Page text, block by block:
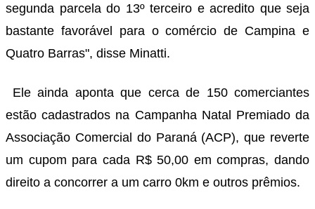
segunda parcela do 13º terceiro e acredito que seja
bastante favorável para o comércio de Campina e
Quatro Barras", disse Minatti.
Ele ainda aponta que cerca de 150 comerciantes
estão cadastrados na Campanha Natal Premiado da
Associação Comercial do Paraná (ACP), que reverte
um cupom para cada R$ 50,00 em compras, dando
direito a concorrer a um carro 0km e outros prêmios.